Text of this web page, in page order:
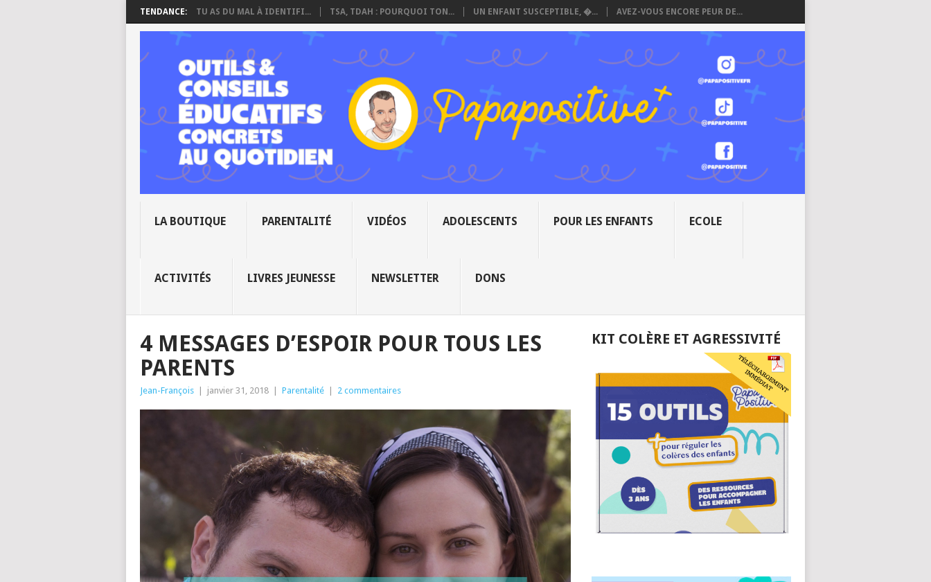
TENDANCE: TU AS DU MAL À IDENTIFI... TSA, TDAH : POURQUOI TON... UN ENFANT SUSCEPTIBLE, �... AVEZ-VOUS ENCORE PEUR DE...
LA BOUTIQUE PARENTALITÉ VIDÉOS ADOLESCENTS POUR LES ENFANTS ECOLE
ACTIVITÉS LIVRES JEUNESSE NEWSLETTER DONS
4 MESSAGES D’ESPOIR POUR TOUS LES
PARENTS
Jean-François janvier 31, 2018 Parentalité 2 commentaires
KIT COLÈRE ET AGRESSIVITÉ